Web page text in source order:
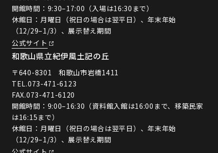
開館時間：9:30–17:00（入場は16:30まで）
休館日：月曜日（祝日の場合は翌平日）、年末年始
（12/29–1/3）、展示替え期間
公式サイト
和歌山県立紀伊風土記の丘
〒640-8301 和歌山市岩橋1411
TEL.073-471-6123
FAX.073-471-6120
開館時間：9:00–16:30（資料館入館は16:00まで、移築民家
は16:15まで）
休館日：月曜日（祝日の場合は翌平日）、年末年始
（12/29–1/3）、展示替え期間